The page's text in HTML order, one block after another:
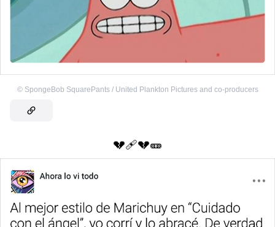
© SpongeBob SquarePants / United Plankton Pictures and co-producers
💔🩹💔️‍🩹